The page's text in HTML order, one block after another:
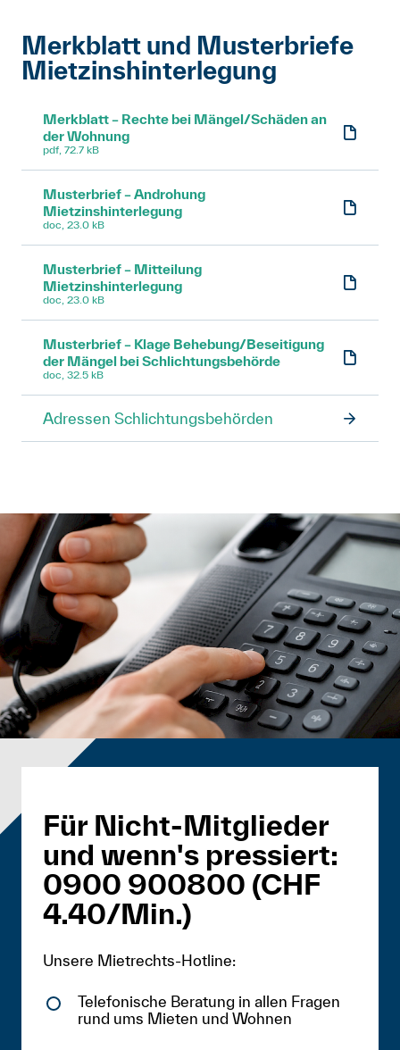
Merkblatt und Musterbriefe
Mietzinshinterlegung
Merkblatt – Rechte bei Mängel/Schäden an
der Wohnung
pdf, 72.7 kB
Musterbrief – Androhung
Mietzinshinterlegung
doc, 23.0 kB
Musterbrief – Mitteilung
Mietzinshinterlegung
doc, 23.0 kB
Musterbrief – Klage Behebung/Beseitigung
der Mängel bei Schlichtungsbehörde
doc, 32.5 kB
Adressen Schlichtungsbehörden
Für Nicht-Mitglieder
und wenn's pressiert:
0900 900800 (CHF
4.40/Min.)
Unsere Mietrechts-Hotline:
Telefonische Beratung in allen Fragen
rund ums Mieten und Wohnen